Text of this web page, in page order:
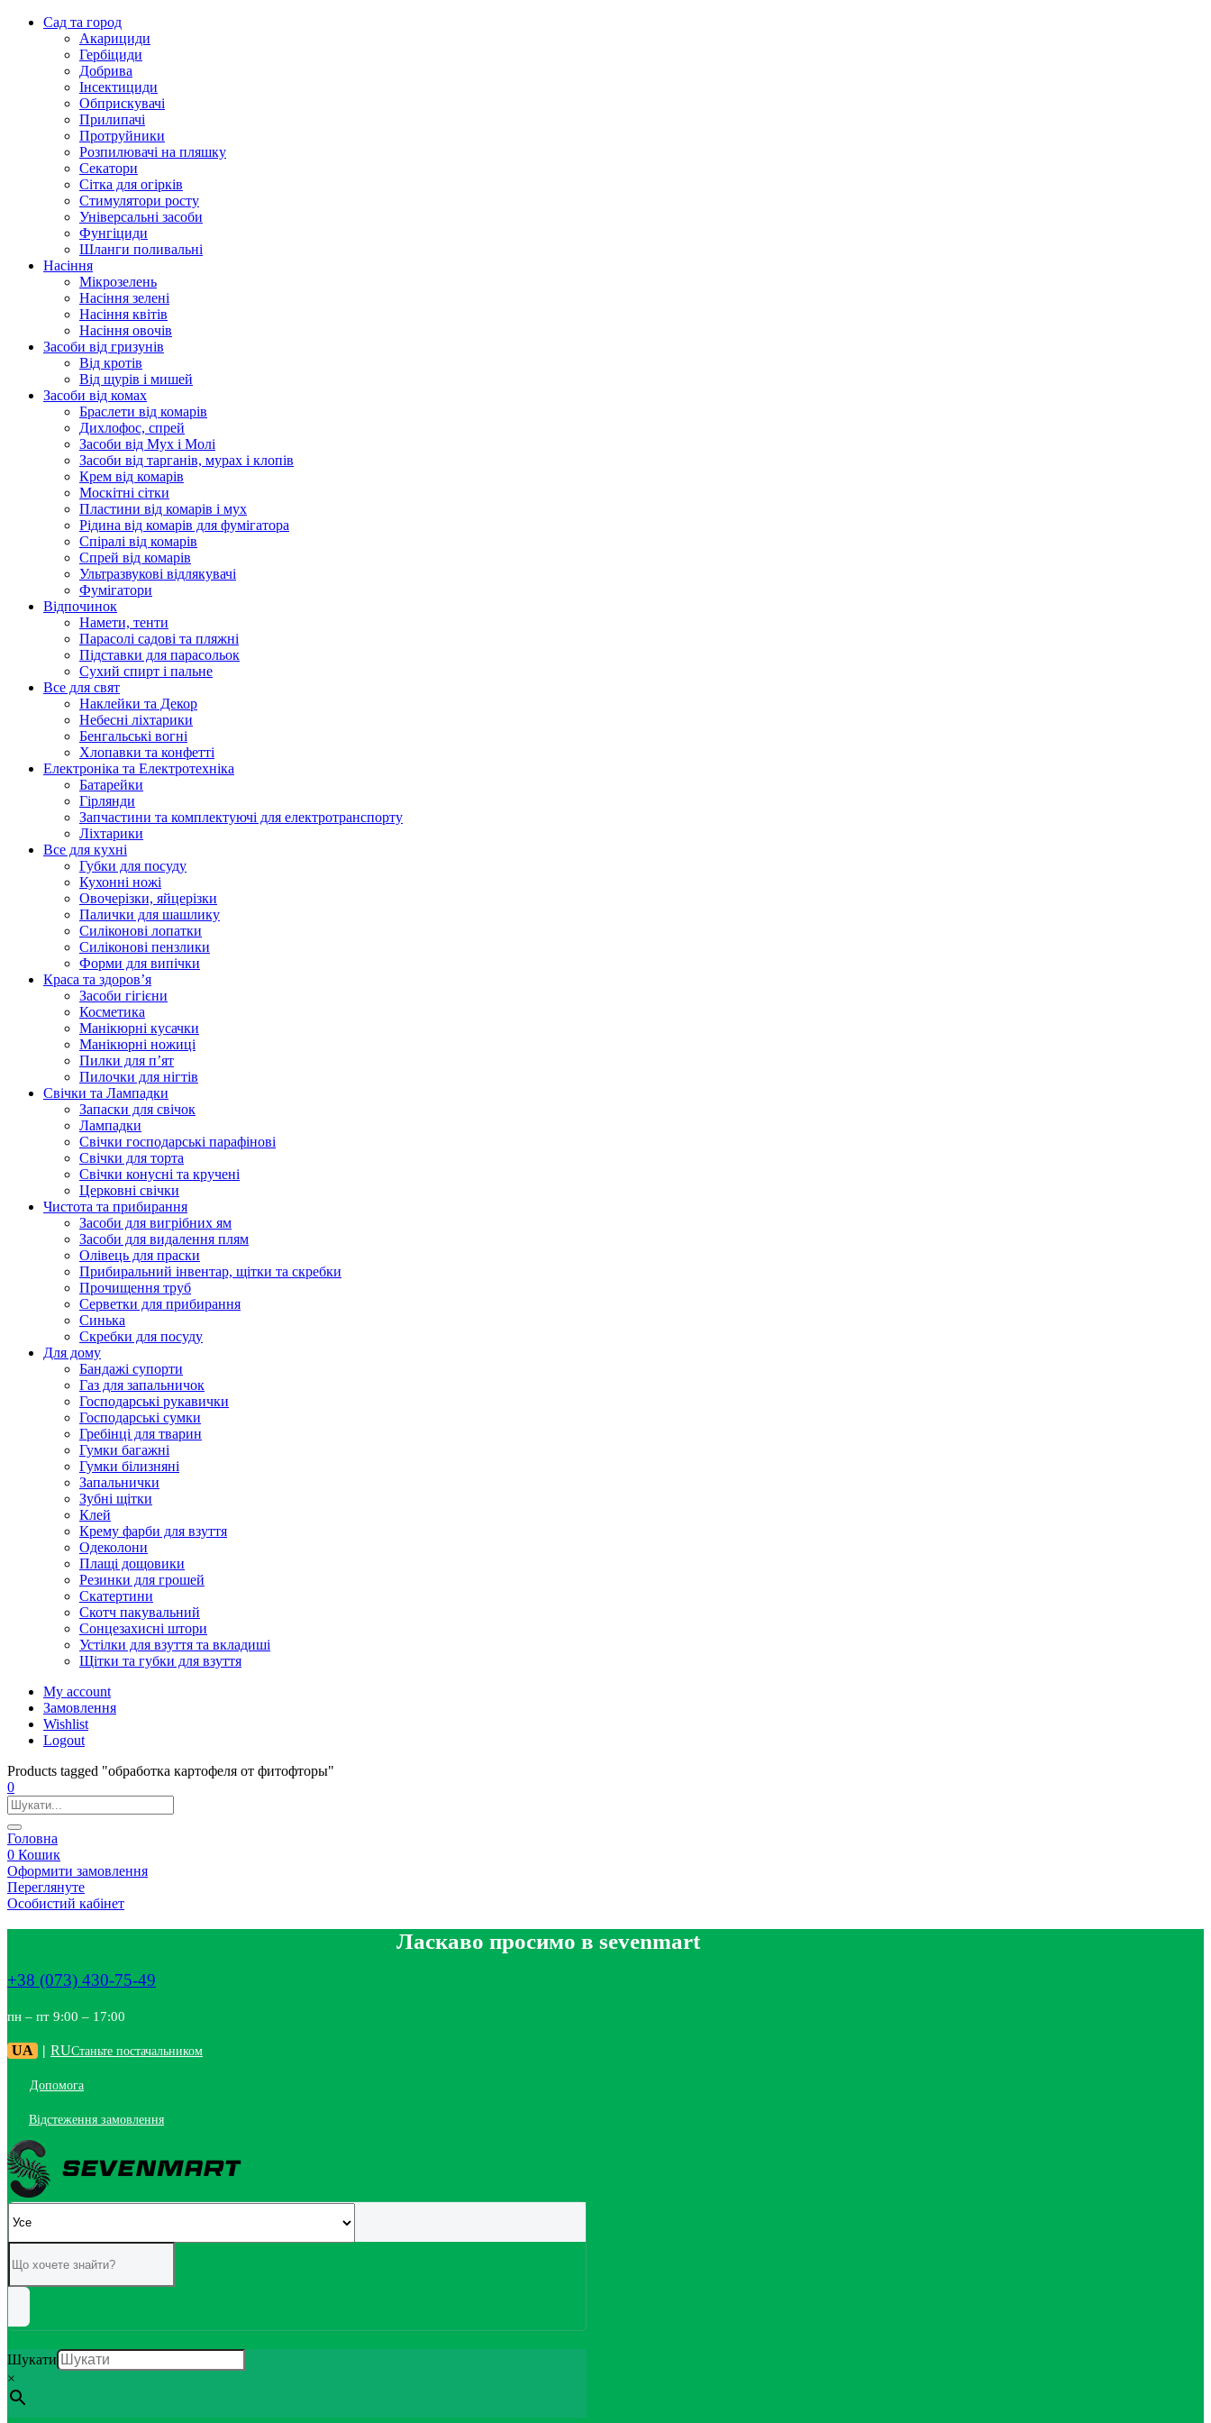
Сад та город
Акарициди
Гербіциди
Добрива
Інсектициди
Обприскувачі
Прилипачі
Протруйники
Розпилювачі на пляшку
Секатори
Сітка для огірків
Стимулятори росту
Універсальні засоби
Фунгіциди
Шланги поливальні
Насіння
Мікрозелень
Насіння зелені
Насіння квітів
Насіння овочів
Засоби від гризунів
Від кротів
Від щурів і мишей
Засоби від комах
Браслети від комарів
Дихлофос, спрей
Засоби від Мух і Молі
Засоби від тарганів, мурах і клопів
Крем від комарів
Москітні сітки
Пластини від комарів і мух
Рідина від комарів для фумігатора
Спіралі від комарів
Спрей від комарів
Ультразвукові відлякувачі
Фумігатори
Відпочинок
Намети, тенти
Парасолі садові та пляжні
Підставки для парасольок
Сухий спирт і пальне
Все для свят
Наклейки та Декор
Небесні ліхтарики
Бенгальські вогні
Хлопавки та конфетті
Електроніка та Електротехніка
Батарейки
Гірлянди
Запчастини та комплектуючі для електротранспорту
Ліхтарики
Все для кухні
Губки для посуду
Кухонні ножі
Овочерізки, яйцерізки
Палички для шашлику
Силіконові лопатки
Силіконові пензлики
Форми для випічки
Краса та здоров’я
Засоби гігієни
Косметика
Манікюрні кусачки
Манікюрні ножиці
Пилки для п’ят
Пилочки для нігтів
Свічки та Лампадки
Запаски для свічок
Лампадки
Свічки господарські парафінові
Свічки для торта
Свічки конусні та кручені
Церковні свічки
Чистота та прибирання
Засоби для вигрібних ям
Засоби для видалення плям
Олівець для праски
Прибиральний інвентар, щітки та скребки
Прочищення труб
Серветки для прибирання
Синька
Скребки для посуду
Для дому
Бандажі супорти
Газ для запальничок
Господарські рукавички
Господарські сумки
Гребінці для тварин
Гумки багажні
Гумки білизняні
Запальнички
Зубні щітки
Клей
Крему фарби для взуття
Одеколони
Плащі дощовики
Резинки для грошей
Скатертини
Скотч пакувальний
Сонцезахисні штори
Устілки для взуття та вкладиші
Щітки та губки для взуття
My account
Замовлення
Wishlist
Logout
Products tagged "обработка картофеля от фитофторы"
0
Головна
0 Кошик
Оформити замовлення
Переглянуте
Особистий кабінет
Ласкаво просимо в sevenmart
+38 (073) 430-75-49
пн – пт 9:00 – 17:00
UA | RUСтаньте постачальником
Допомога
Відстеження замовлення
Шукати
×